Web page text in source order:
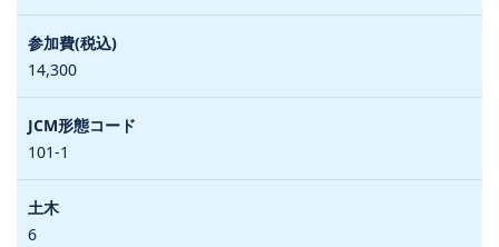
14,300
101-1
6